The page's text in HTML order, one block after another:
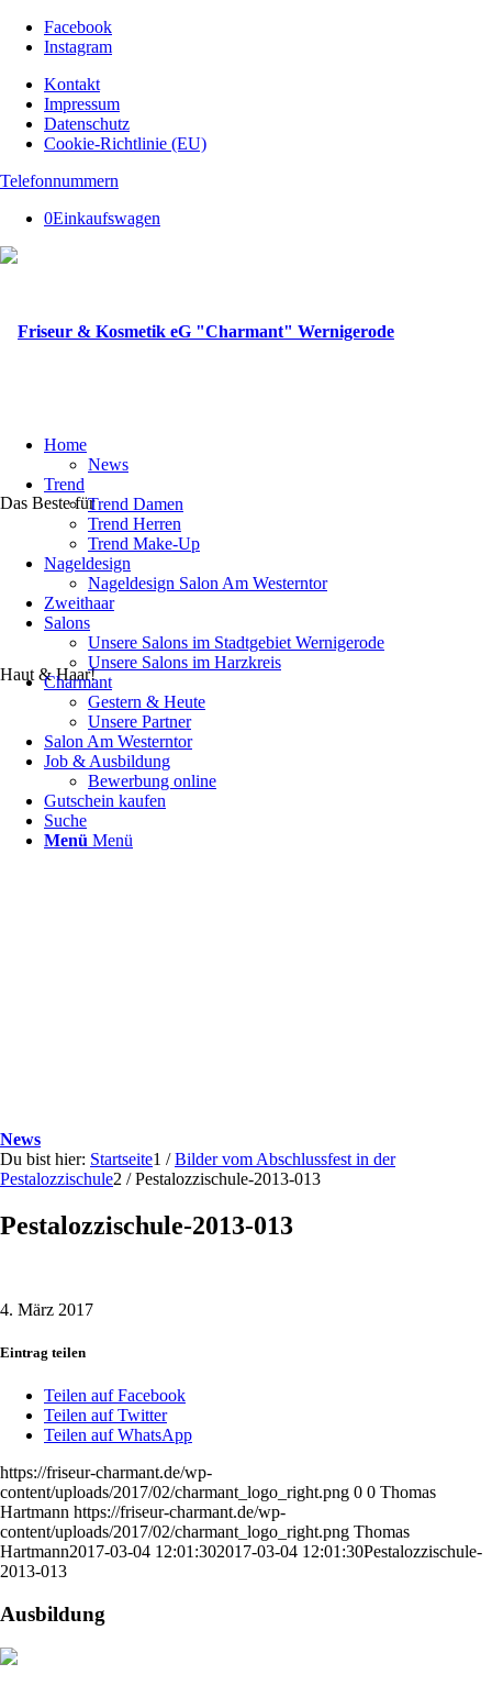
Facebook
Instagram
Kontakt
Impressum
Datenschutz
Cookie-Richtlinie (EU)
Telefonnummern
0Einkaufswagen
Das Beste für
Haut & Haar!
Home
News
Trend
Trend Damen
Trend Herren
Trend Make-Up
Nageldesign
Nageldesign Salon Am Westerntor
Zweithaar
Salons
Unsere Salons im Stadtgebiet Wernigerode
Unsere Salons im Harzkreis
Charmant
Gestern & Heute
Unsere Partner
Salon Am Westerntor
Job & Ausbildung
Bewerbung online
Gutschein kaufen
Suche
Menü Menü
News
Du bist hier: Startseite1 / Bilder vom Abschlussfest in der
Pestalozzischule2 / Pestalozzischule-2013-013
Pestalozzischule-2013-013
4. März 2017
Eintrag teilen
Teilen auf Facebook
Teilen auf Twitter
Teilen auf WhatsApp
https://friseur-charmant.de/wp-
content/uploads/2017/02/charmant_logo_right.png 0 0 Thomas
Hartmann https://friseur-charmant.de/wp-
content/uploads/2017/02/charmant_logo_right.png Thomas
Hartmann2017-03-04 12:01:302017-03-04 12:01:30Pestalozzischule-
2013-013
Ausbildung